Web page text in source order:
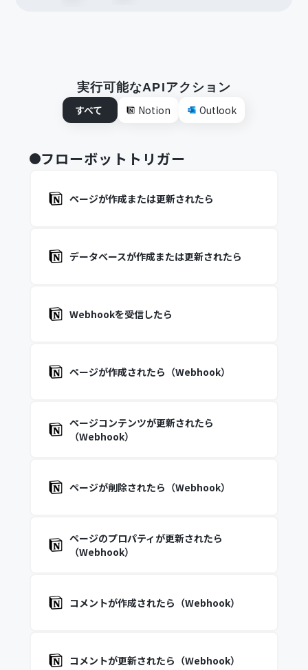
実行可能なAPIアクション
すべて
Notion Outlook
フローボットトリガー
ページが作成または更新されたら
データベースが作成または更新されたら
Webhookを受信したら
ページが作成されたら（Webhook）
ページコンテンツが更新されたら
（Webhook）
ページが削除されたら（Webhook）
ページのプロパティが更新されたら
（Webhook）
コメントが作成されたら（Webhook）
コメントが更新されたら（Webhook）